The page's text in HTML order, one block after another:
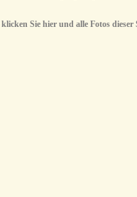
Sie hier und alle Fotos dieser